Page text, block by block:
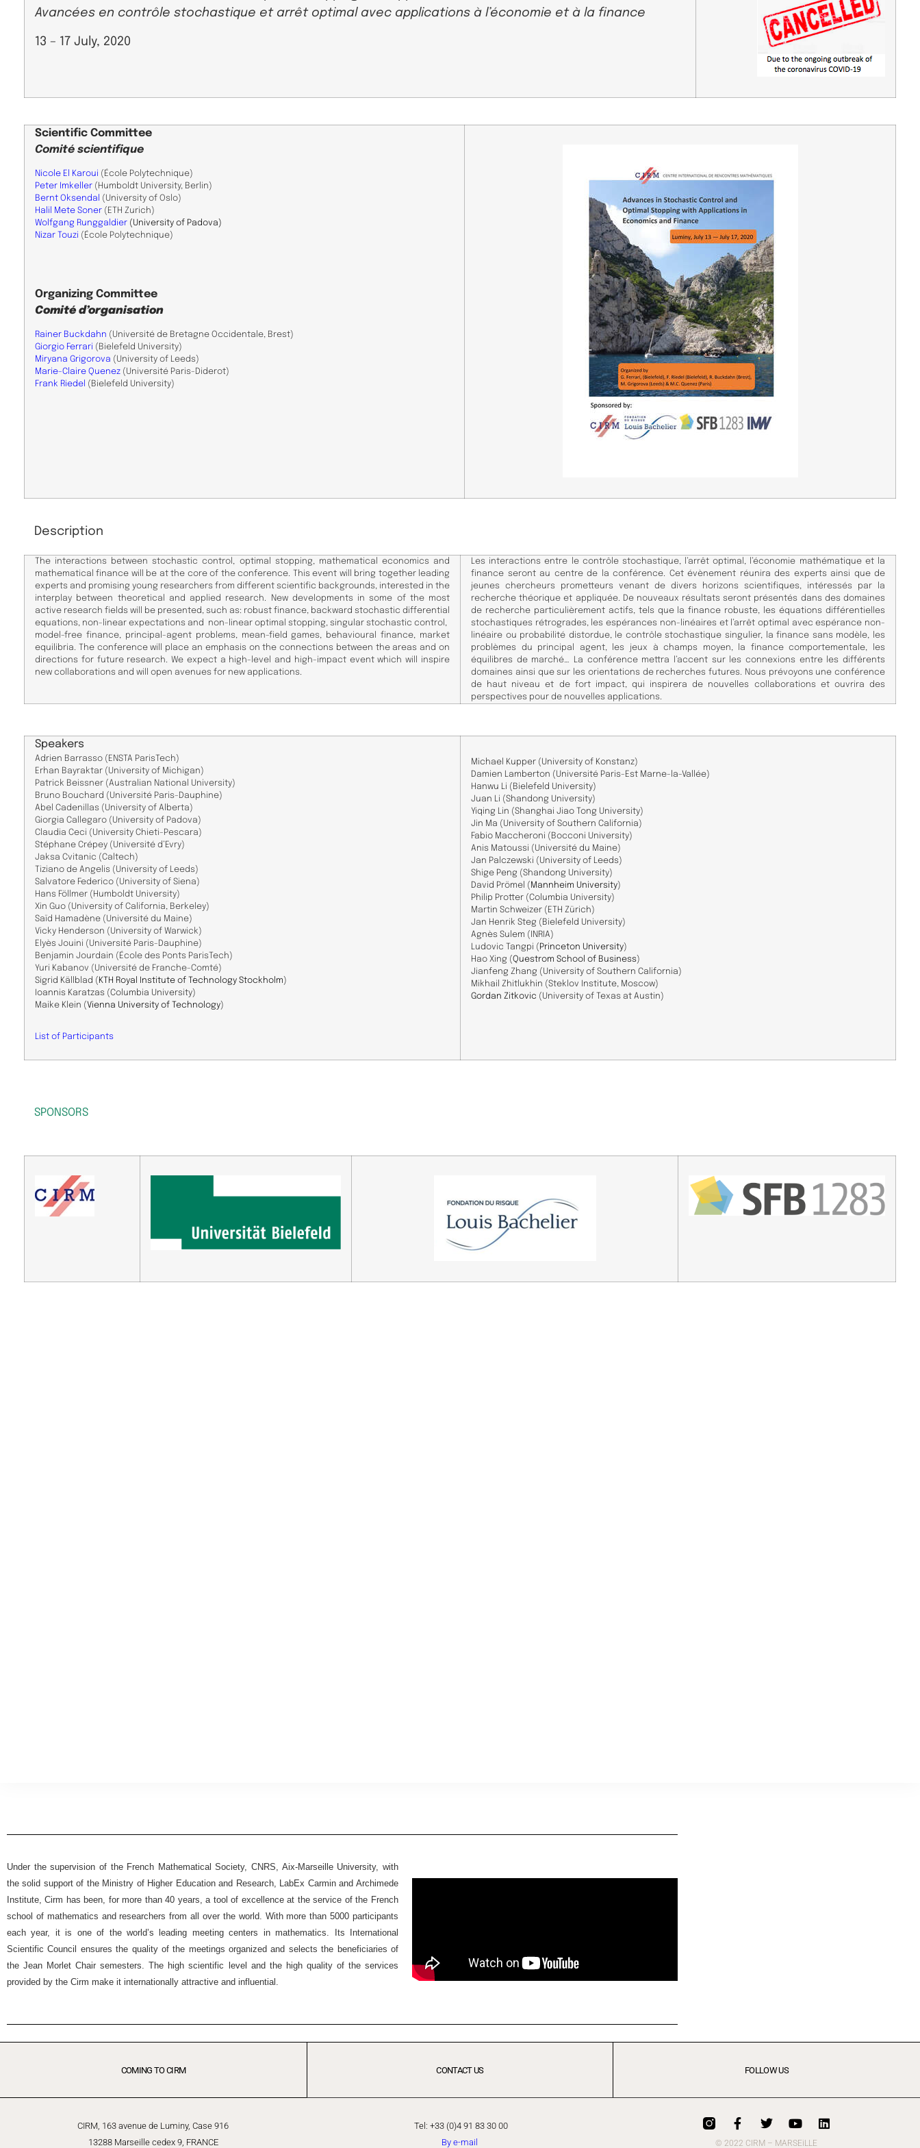
Avancées en contrôle stochastique et arrêt optimal avec applications à l’économie et à la finance
13 – 17 July, 2020
Scientific Committee
Comité scientifique
Nicole El Karoui (École Polytechnique)
Peter Imkeller (Humboldt University, Berlin)
Bernt Oksendal
(University of Oslo)
Halil Mete Soner (ETH Zurich)
Wolfgang Runggaldier (University of Padova)
Nizar Touzi (École Polytechnique)
Organizing Committee
Comité d’organisation
Rainer Buckdahn (Université de Bretagne Occidentale, Brest)
Giorgio Ferrari (Bielefeld University)
Miryana Grigorova (University of Leeds)
Marie-Claire Quenez (Université Paris-Diderot)
Frank Riedel (Bielefeld University)
Description
The interactions between stochastic control, optimal stopping, mathematical economics and
mathematical finance will be at the core of the conference. This event will bring together leading
experts and promising young researchers from different scientific backgrounds, interested in the
interplay between theoretical and applied research. New developments in some of the most
active research fields will be presented, such as: robust finance, backward stochastic differential
equations, non-linear expectations and non-linear optimal stopping, singular stochastic control,
model-free finance, principal-agent problems, mean-field games, behavioural finance, market
equilibria. The conference will place an emphasis on the connections between the areas and on
directions for future research. We expect a high-level and high-impact event which will inspire
new collaborations and will open avenues for new applications.
Les interactions entre le contrôle stochastique, l’arrêt optimal, l’économie mathématique et la
finance seront au centre de la conférence. Cet évènement réunira des experts ainsi que de
jeunes chercheurs prometteurs venant de divers horizons scientifiques, intéressés par la
recherche théorique et appliquée. De nouveaux résultats seront présentés dans des domaines
de recherche particulièrement actifs, tels que la finance robuste, les équations différentielles
stochastiques rétrogrades, les espérances non-linéaires et l’arrêt optimal avec espérance non-
linéaire ou probabilité distordue, le contrôle stochastique singulier, la finance sans modèle, les
problèmes du principal agent, les jeux à champs moyen, la finance comportementale, les
équilibres de marché… La conférence mettra l’accent sur les connexions entre les différents
domaines ainsi que sur les orientations de recherches futures. Nous prévoyons une conférence
de haut niveau et de fort impact, qui inspirera de nouvelles collaborations et ouvrira des
perspectives pour de nouvelles applications.
Speakers
Adrien Barrasso (ENSTA ParisTech)
Erhan Bayraktar (University of Michigan)
Patrick Beissner (Australian National University)
Bruno Bouchard (Université Paris-Dauphine)
Abel Cadenillas (University of Alberta)
Giorgia Callegaro (University of Padova)
Claudia Ceci (University Chieti-Pescara)
Stéphane Crépey (Université d’Evry)
Jaksa Cvitanic (Caltech)
Tiziano de Angelis (University of Leeds)
Salvatore Federico (University of Siena)
Hans Föllmer (Humboldt University)
Xin Guo (University of California, Berkeley)
Saïd Hamadène (Université du Maine)
Vicky Henderson (University of Warwick)
Elyès Jouini (Université Paris-Dauphine)
Benjamin Jourdain (École des Ponts ParisTech)
Yuri Kabanov (Université de Franche-Comté)
Sigrid Källblad (KTH Royal Institute of Technology Stockholm)
Ioannis Karatzas (Columbia University)
Maike Klein (Vienna University of Technology)
List of Participants
Michael Kupper (University of Konstanz)
Damien Lamberton (Université Paris-Est Marne-la-Vallée)
Hanwu Li (Bielefeld University)
Juan Li (Shandong University)
Yiqing Lin (Shanghai Jiao Tong University)
Jin Ma (University of Southern California)
Fabio Maccheroni (Bocconi University)
Anis Matoussi (Université du Maine)
Jan Palczewski (University of Leeds)
Shige Peng (Shandong University)
David Prömel (Mannheim University)
Philip Protter (Columbia University)
Martin Schweizer (ETH Zürich)
Jan Henrik Steg (Bielefeld University)
Agnès Sulem (INRIA)
Ludovic Tangpi (Princeton University)
Hao Xing (Questrom School of Business)
Jianfeng Zhang (University of Southern California)
Mikhail Zhitlukhin (Steklov Institute, Moscow)
Gordan Zitkovic (University of Texas at Austin)
SPONSORS
Under the supervision of the French Mathematical Society, CNRS, Aix-Marseille University, with
the solid support of the Ministry of Higher Education and Research, LabEx Carmin and Archimede
Institute, Cirm has been, for more than 40 years, a tool of excellence at the service of the French
school of mathematics and researchers from all over the world. With more than 5000 participants
each year, it is one of the world’s leading meeting centers in mathematics. Its International
Scientific Council ensures the quality of the meetings organized and selects the beneficiaries of
the Jean Morlet Chair semesters. The high scientific level and the high quality of the services
provided by the Cirm make it internationally attractive and influential.
COMING TO CIRM
CIRM, 163 avenue de Luminy, Case 916
13288 Marseille cedex 9, FRANCE
CONTACT US
Tel: +33 (0)4 91 83 30 00
By e-mail
FOLLOW US
© 2022 CIRM – MARSEiLLE